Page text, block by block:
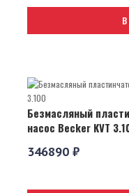
В
Безмасляный
насос Becker KVT
346890 ₽